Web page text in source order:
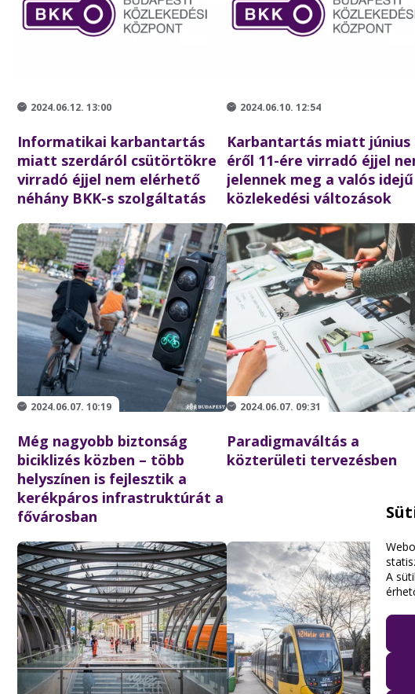
2024.06.12. 13:00
Informatikai karbantartás
miatt szerdáról csütörtökre
virradó éjjel nem elérhető
néhány BKK-s szolgáltatás
2024.06.10. 12:54
Karbantartás miatt június
éről 11-ére virradó éjjel
jelennek meg a valós idejű
közlekedési változások
2024.06.07. 10:19
Még nagyobb biztonság
biciklizés közben – több
helyszínen is fejlesztik a
kerékpáros infrastruktúrát a
fővárosban
2024.06.07. 09:31
Paradigmaváltás a
közterületi tervezésben
A